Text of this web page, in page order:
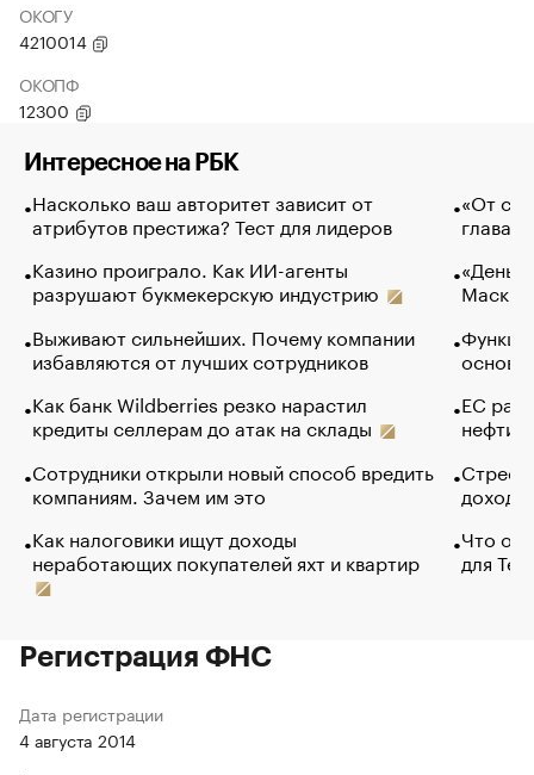
ОКОГУ
4210014
ОКОПФ
12300
Интересное на РБК
Насколько ваш авторитет зависит от
атрибутов престижа? Тест для лидеров
Казино проиграло. Как ИИ-агенты
разрушают букмекерскую индустрию
Выживают сильнейших. Почему компании
избавляются от лучших сотрудников
Как банк Wildberries резко нарастил
кредиты селлерам до атак на склады
Сотрудники открыли новый способ вредить
компаниям. Зачем им это
Как налоговики ищут доходы
неработающих покупателей яхт и квартир
«От
глава
Маск в
основ
ЕС
нефти
Что
для
Регистрация ФНС
Дата регистрации
4 августа 2014